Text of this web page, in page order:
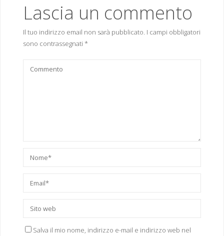
Lascia un commento
Il tuo indirizzo email non sarà pubblicato. I campi obbligatori
sono contrassegnati *
Salva il mio nome, indirizzo e-mail e indirizzo web nel